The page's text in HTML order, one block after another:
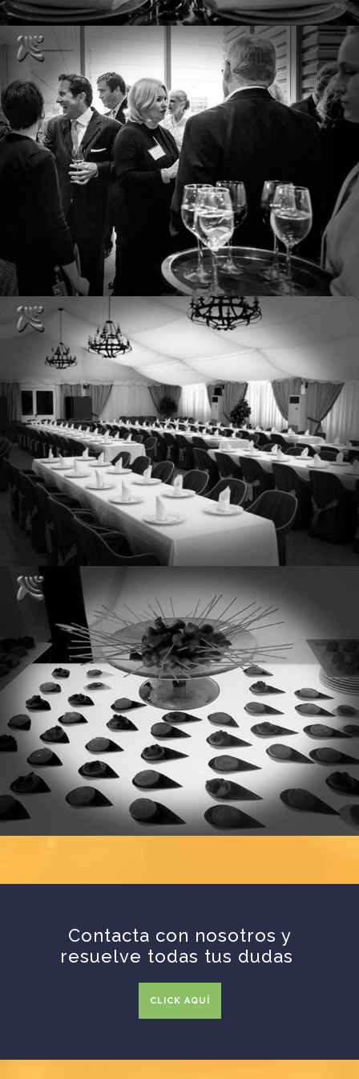
Contacta con nosotros y
resuelve todas tus dudas
CLICK AQUÍ